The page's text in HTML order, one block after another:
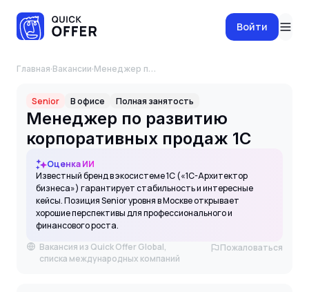
Войти
Главная·Вакансии· Менеджер по развитию корпоративных продаж 1С
Senior В офисе Полная занятость
Менеджер по развитию
корпоративных продаж 1С
Оценка ИИ
Известный бренд в экосистеме 1С («1С-Архитектор
бизнеса») гарантирует стабильность и интересные
кейсы. Позиция Senior уровня в Москве открывает
хорошие перспективы для профессионального и
финансового роста.
Вакансия из Quick Offer Global,
списка международных компаний
Пожаловаться